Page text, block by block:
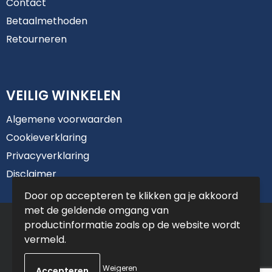
Contact
Betaalmethoden
Retourneren
VEILIG WINKELEN
Algemene voorwaarden
Cookieverklaring
Privacyverklaring
Disclaimer
© Copyright De Jong Reclame 2025
Door op accepteren te klikken ga je akkoord
met de geldende omgang van
productinformatie zoals op de website wordt
vermeld.
Weigeren